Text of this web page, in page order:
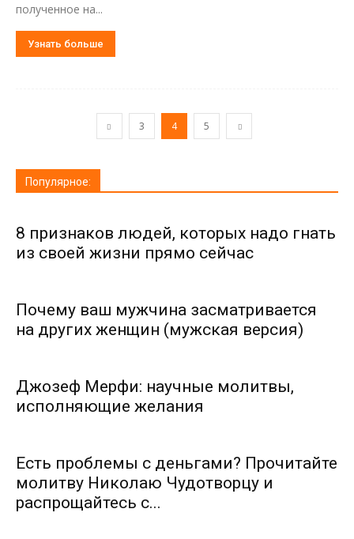
полученное на...
Узнать больше
3 4 5
Популярное:
8 признаков людей, которых надо гнать
из своей жизни прямо сейчас
Почему ваш мужчина засматривается
на других женщин (мужская версия)
Джозеф Мерфи: научные молитвы,
исполняющие желания
Есть проблемы с деньгами? Прочитайте
молитву Николаю Чудотворцу и
распрощайтесь с...